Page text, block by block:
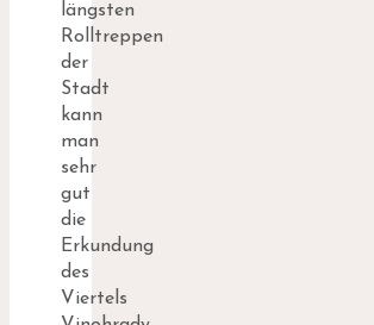
längsten
Rolltreppen
der
Stadt
kann
man
sehr
gut
die
Erkundung
des
Viertels